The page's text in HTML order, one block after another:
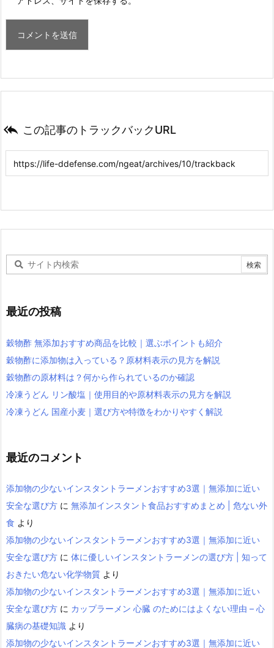
 この記事のトラックバックURL
最近の投稿
穀物酢 無添加おすすめ商品を比較｜選ぶポイントも紹介
穀物酢に添加物は入っている？原材料表示の見方を解説
穀物酢の原材料は？何から作られているのか確認
冷凍うどん リン酸塩｜使用目的や原材料表示の見方を解説
冷凍うどん 国産小麦｜選び方や特徴をわかりやすく解説
最近のコメント
添加物の少ないインスタントラーメンおすすめ3選｜無添加に近い
安全な選び方 に 無添加インスタント食品おすすめまとめ | 危ない外
食 より
添加物の少ないインスタントラーメンおすすめ3選｜無添加に近い
安全な選び方 に 体に優しいインスタントラーメンの選び方 | 知って
おきたい危ない化学物質 より
添加物の少ないインスタントラーメンおすすめ3選｜無添加に近い
安全な選び方 に カップラーメン 心臓 のためにはよくない理由 – 心
臓病の基礎知識 より
添加物の少ないインスタントラーメンおすすめ3選｜無添加に近い